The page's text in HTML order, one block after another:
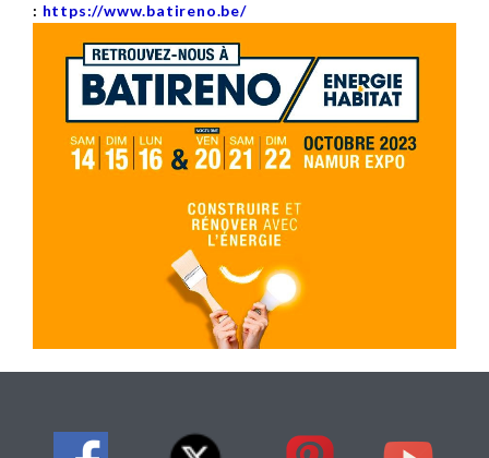
: https://www.batireno.be/